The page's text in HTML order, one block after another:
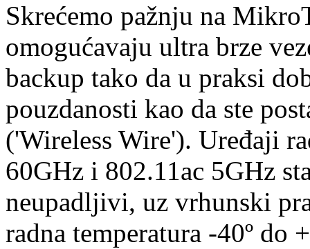
Skrećemo pažnju na
omogućavaju ultra brze
backup tako da u praksi
pouzdanosti kao da ste
('Wireless Wire'). Uređaji
60GHz i 802.11ac 5GHz
neupadljivi, uz vrhunski
radna temperatura -40º do